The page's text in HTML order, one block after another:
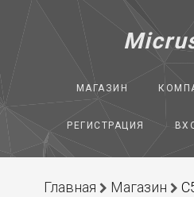
МАГАЗИН
РЕГИСТРАЦИЯ
Главная Магазин